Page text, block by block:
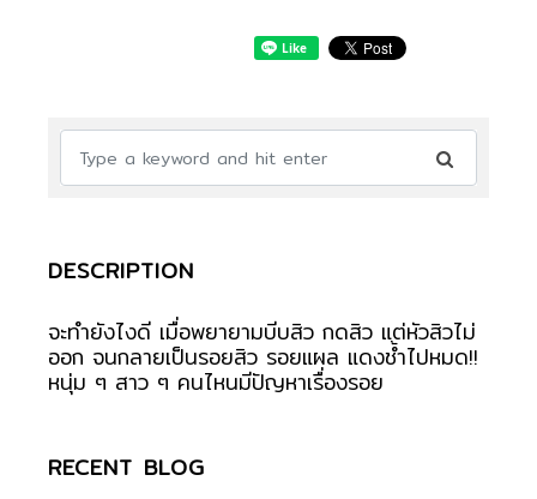
DESCRIPTION
จะทำยังไงดี เมื่อพยายามบีบสิว กดสิว แต่หัวสิวไม่
ออก จนกลายเป็นรอยสิว รอยแผล แดงช้ำไปหมด!!
หนุ่ม ๆ สาว ๆ คนไหนมีปัญหาเรื่องรอย
RECENT BLOG